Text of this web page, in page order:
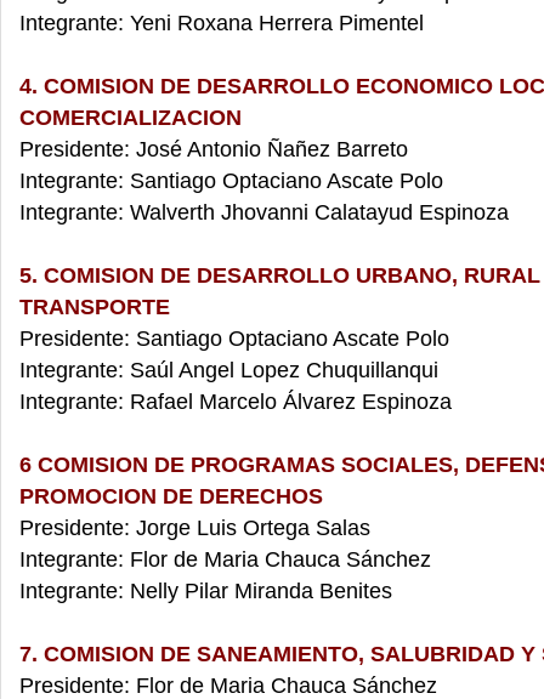
Integrante: Yeni Roxana Herrera Pimentel
4. COMISION DE DESARROLLO ECONOMICO
COMERCIALIZACION
Presidente: José Antonio Ñañez Barreto
Integrante: Santiago Optaciano Ascate Polo
Integrante: Walverth Jhovanni Calatayud Espinoza
5. COMISION DE DESARROLLO URBANO,
TRANSPORTE
Presidente: Santiago Optaciano Ascate Polo
Integrante: Saúl Angel Lopez Chuquillanqui
Integrante: Rafael Marcelo Álvarez Espinoza
6 COMISION DE PROGRAMAS SOCIALES,
PROMOCION DE DERECHOS
Presidente: Jorge Luis Ortega Salas
Integrante: Flor de Maria Chauca Sánchez
Integrante: Nelly Pilar Miranda Benites
7. COMISION DE SANEAMIENTO, SALUBRIDAD Y
Presidente: Flor de Maria Chauca Sánchez